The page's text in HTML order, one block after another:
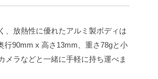
、放熱性に優れたアルミ製ボディは
行90mm x 高さ13mm、重さ78gと小
メラなどと一緒に手軽に持ち運べま